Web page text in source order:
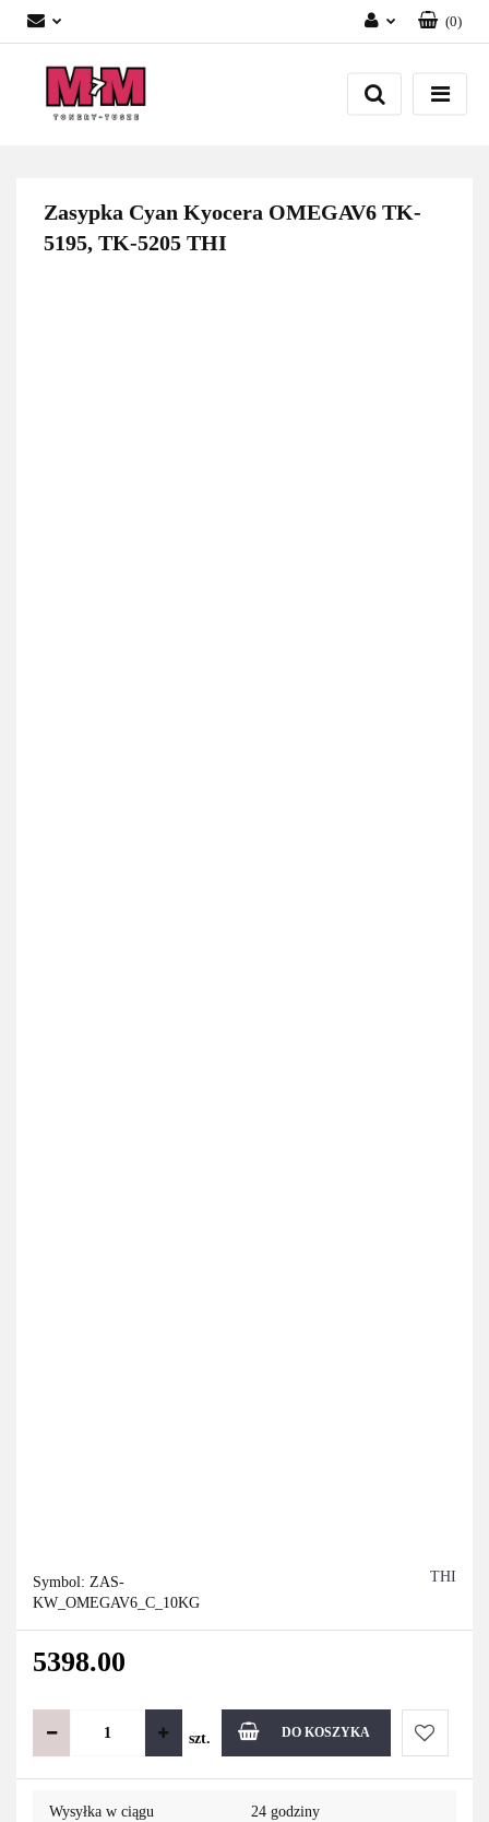
Zaloguj się
Załóż konto
(0)
Zasypka Cyan Kyocera OMEGAV6 TK-
5195, TK-5205 THI
Symbol: ZAS-
KW_OMEGAV6_C_10KG
THI
5398.00
szt. DO KOSZYKA
Do
Wysyłka w ciągu 24 godziny